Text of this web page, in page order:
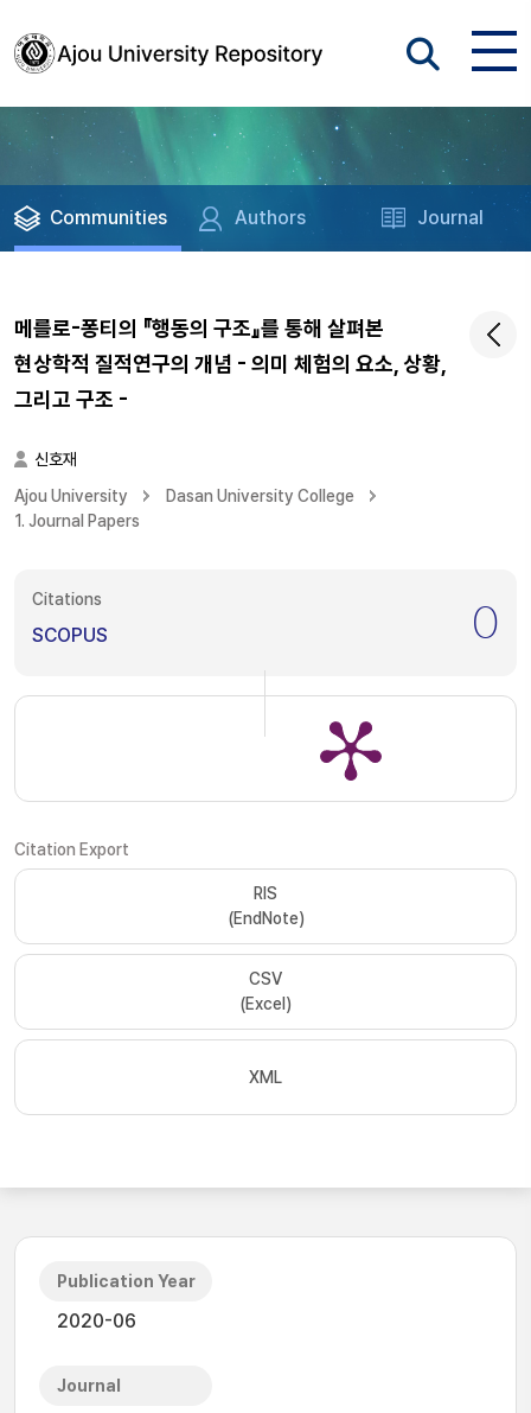
Communities Authors Journal
메를로-퐁티의 『행동의 구조』를 통해 살펴본
현상학적 질적연구의 개념 - 의미 체험의 요소, 상황,
그리고 구조 -
신호재
Ajou University
Dasan University College
1. Journal Papers
Citations
SCOPUS 0
Citation Export
RIS
(EndNote)
CSV
(Excel)
XML
Publication Year
2020-06
Journal